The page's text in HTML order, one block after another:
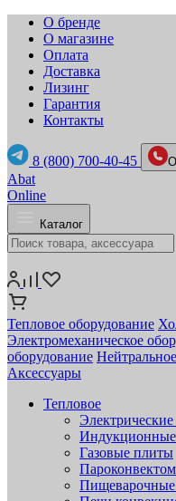
О бренде
О магазине
Оплата
Доставка
Лизинг
Гарантия
Контакты
8 (800) 700-40-45
Abat
Online
Каталог
Тепловое оборудование
Электромеханическое
оборудование
Аксессуары
Тепловое
Газовые плиты